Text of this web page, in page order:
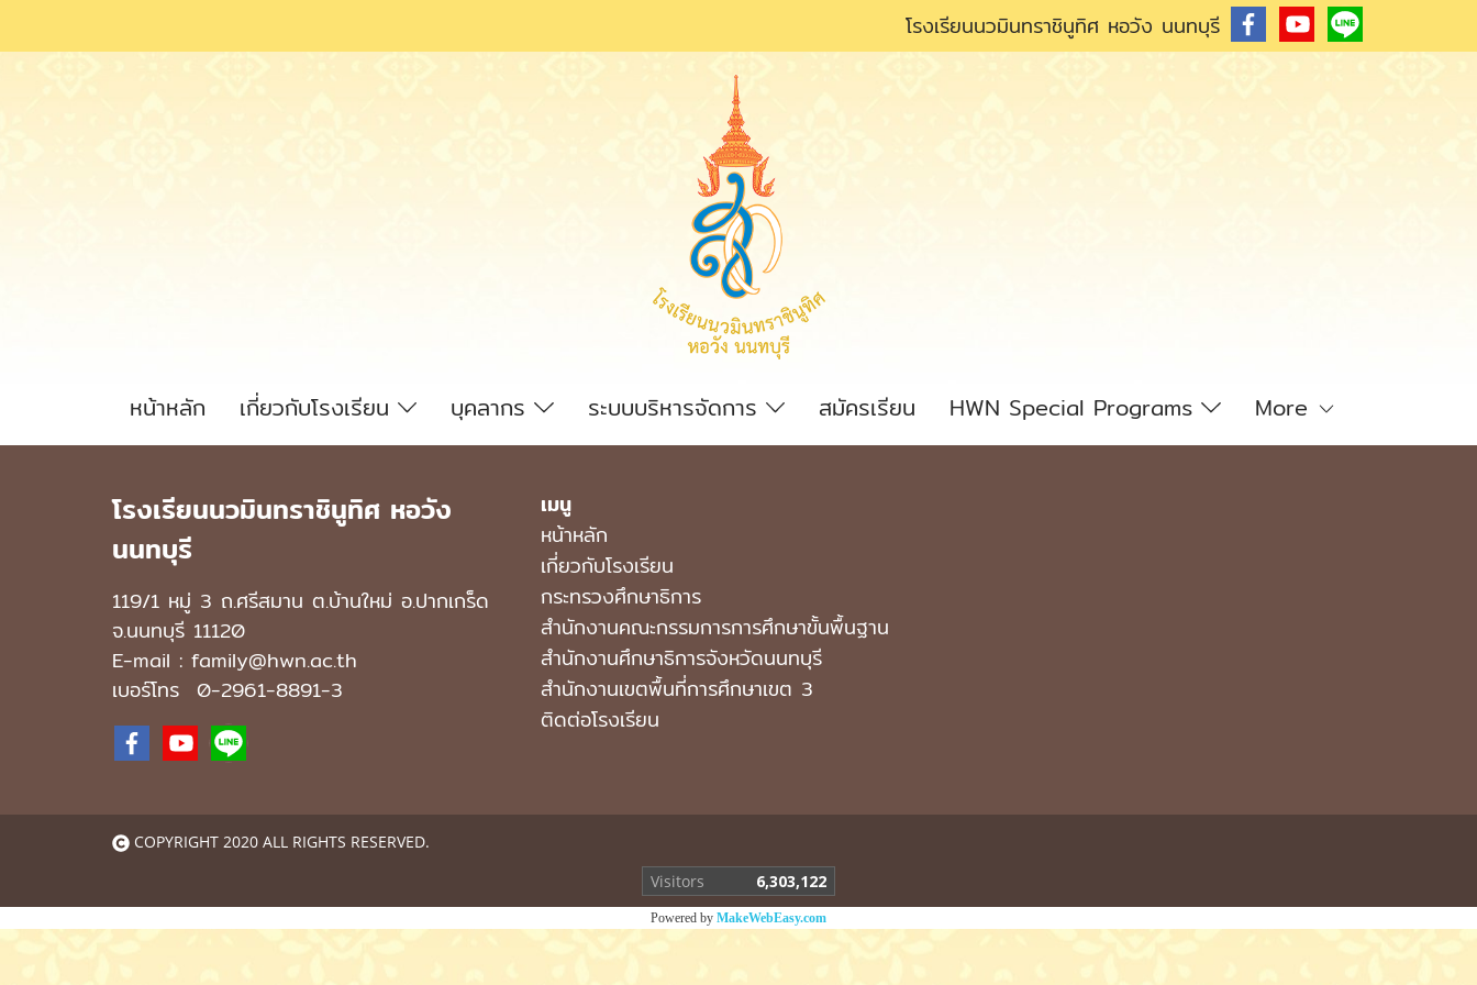
โรงเรียนนวมินทราชินูทิศ หอวัง นนทบุรี
หน้าหลัก เกี่ยวกับโรงเรียน บุคลากร ระบบบริหารจัดการ สมัครเรียน HWN Special Programs More
โรงเรียนนวมินทราชินูทิศ หอวัง
นนทบุรี
119/1 หมู่ 3 ถ.ศรีสมาน ต.บ้านใหม่ อ.ปากเกร็ด
จ.นนทบุรี 11120
E-mail : family@hwn.ac.th
เบอร์โทร 0-2961-8891-3
เมนู
หน้าหลัก
เกี่ยวกับโรงเรียน
กระทรวงศึกษาธิการ
สำนักงานคณะกรรมการการศึกษาขั้นพื้นฐาน
สำนักงานศึกษาธิการจังหวัดนนทบุรี
สำนักงานเขตพื้นที่การศึกษาเขต 3
ติดต่อโรงเรียน
COPYRIGHT 2020 ALL RIGHTS RESERVED.
Visitors
6,303,122
Powered by MakeWebEasy.com